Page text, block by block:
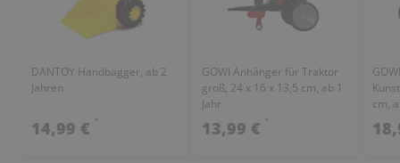
DANTOY Handbagger, ab 2
Jahren
14,99 € *
GOWI Anhänger für Traktor
groß, 24 x 16 x 13,5 cm, ab 1
Jahr
13,99 € *
cm,